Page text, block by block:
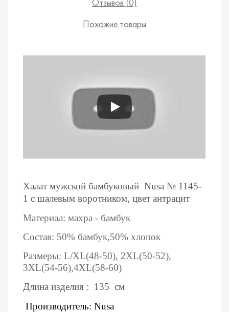
Похожие товары
Халат мужской бамбуковый Nusa № 1145-
1 с шалевым воротником, цвет антрацит
Материал: махра - бамбук
Состав: 50% бамбук,50% хлопок
Размеры: L/XL(48-50), 2XL(50-52),
3XL(54-56),4XL(58-60)
Длина изделия : 135 см
Производитель: Nusa